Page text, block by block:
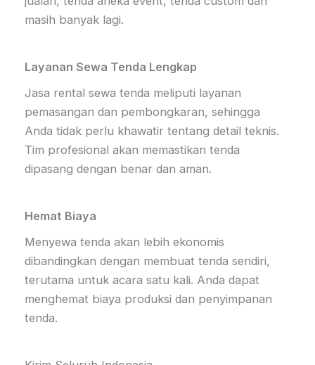
masih banyak lagi.
Layanan Sewa Tenda Lengkap
Jasa rental sewa tenda meliputi layanan
pemasangan dan pembongkaran, sehingga
Anda tidak perlu khawatir tentang detail teknis.
Tim profesional akan memastikan tenda
dipasang dengan benar dan aman.
Hemat Biaya
Menyewa tenda akan lebih ekonomis
dibandingkan dengan membuat tenda sendiri,
terutama untuk acara satu kali. Anda dapat
menghemat biaya produksi dan penyimpanan
tenda.